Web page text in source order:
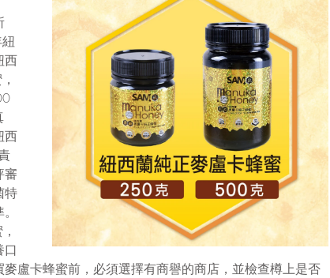
西
西
審
特
口
盧卡蜂蜜前，必須選擇有商譽的商店，並檢查樽上是否